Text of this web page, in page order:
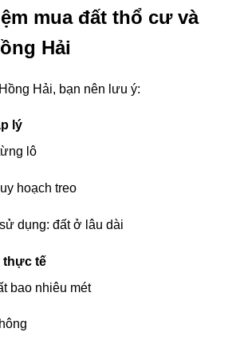
mua đất thổ cư và
Hải
Hải, bạn nên lưu ý:
lý
lô
hoạch treo
dụng: đất ở lâu dài
thực tế
bao nhiêu mét